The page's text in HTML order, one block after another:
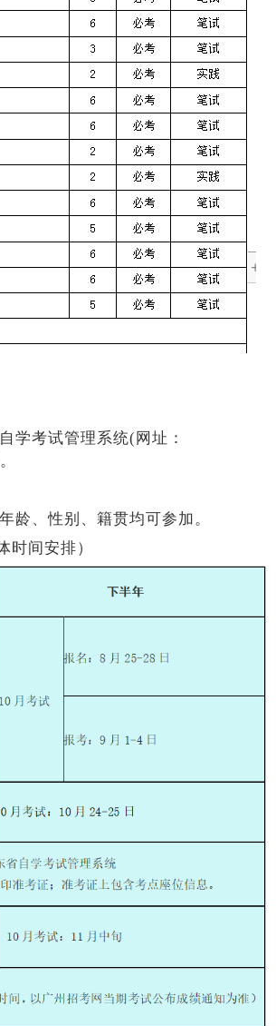
学考试管理系统(网址：
、性别、籍贯均可参加。
间安排）